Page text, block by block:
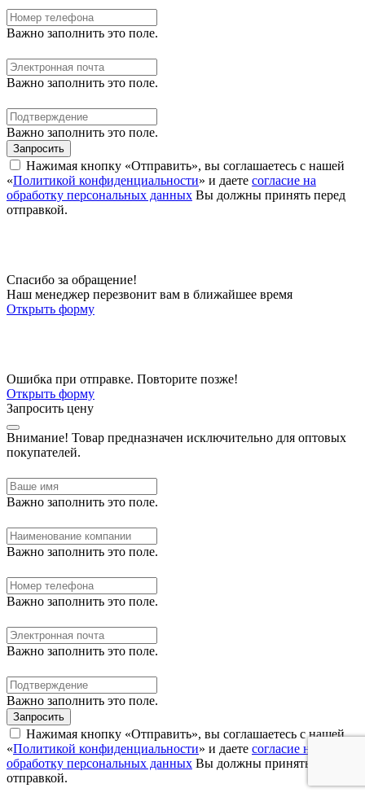
Важно заполнить это поле.
Важно заполнить это поле.
Важно заполнить это поле.
Запросить
Нажимая кнопку «Отправить», вы соглашаетесь с нашей
«Политикой конфиденциальности» и даете согласие на
обработку персональных данных Вы должны принять перед
отправкой.
Спасибо за обращение!
Наш менеджер перезвонит вам в ближайшее время
Открыть форму
Ошибка при отправке. Повторите позже!
Открыть форму
Запросить цену
Внимание! Товар предназначен исключительно для оптовых
покупателей.
Важно заполнить это поле.
Важно заполнить это поле.
Важно заполнить это поле.
Важно заполнить это поле.
Важно заполнить это поле.
Запросить
Нажимая кнопку «Отправить», вы соглашаетесь с нашей
«Политикой конфиденциальности» и даете согласие на
обработку персональных данных Вы должны принять перед
отправкой.